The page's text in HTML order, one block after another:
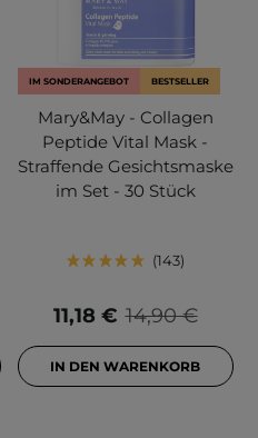
IM SONDERANGEBOT BESTSELLER
Mary&May - Collagen
Peptide Vital Mask -
Straffende Gesichtsmaske
im Set - 30 Stück
143
14,90 €
11,18 €
IN DEN WARENKORB